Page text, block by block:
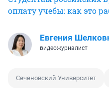
оплату учебы: как это
Евгения
видеожурналист
Сеченовский Университет